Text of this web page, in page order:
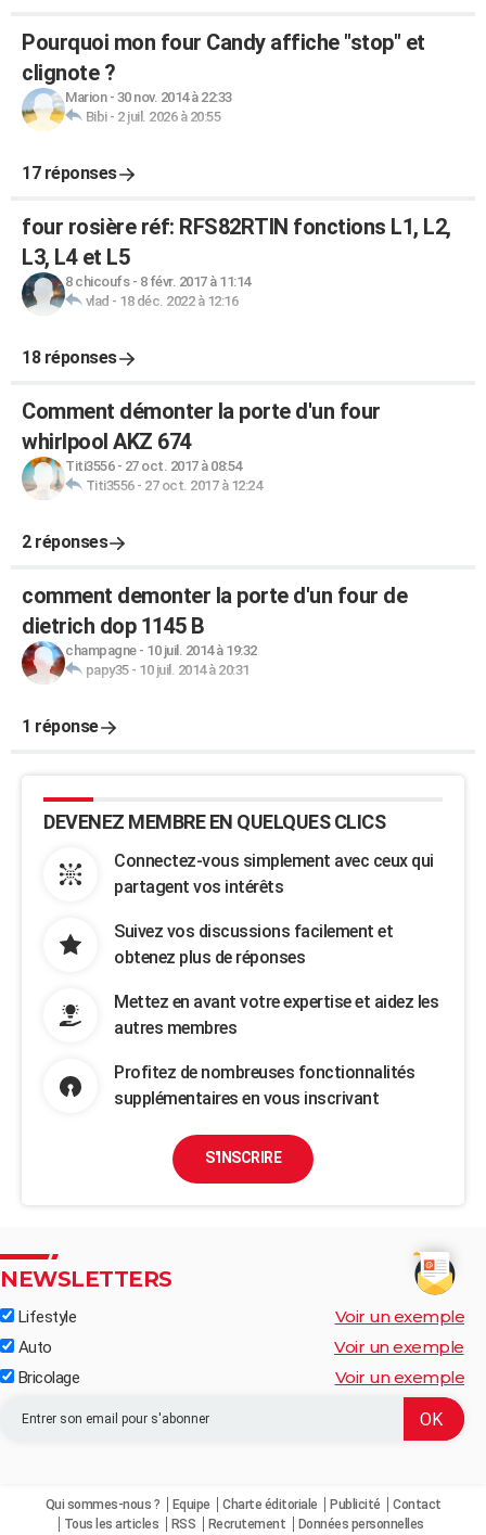
Pourquoi mon four Candy affiche "stop" et
clignote ?
Marion- 30 nov. 2014 à 22:33
Bibi- 2 juil. 2026 à 20:55
17 réponses
four rosière réf: RFS82RTIN fonctions L1, L2,
L3, L4 et L5
8 chicoufs- 8 févr. 2017 à 11:14
vlad - 18 déc. 2022 à 12:16
18 réponses
Comment démonter la porte d'un four
whirlpool AKZ 674
Titi3556- 27 oct. 2017 à 08:54
Titi3556- 27 oct. 2017 à 12:24
2 réponses
comment demonter la porte d'un four de
dietrich dop 1145 B
champagne- 10 juil. 2014 à 19:32
papy35- 10 juil. 2014 à 20:31
1 réponse
DEVENEZ MEMBRE EN QUELQUES CLICS
Connectez-vous simplement avec ceux qui
partagent vos intérêts
Suivez vos discussions facilement et
obtenez plus de réponses
Mettez en avant votre expertise et aidez les
autres membres
Profitez de nombreuses fonctionnalités
supplémentaires en vous inscrivant
S'INSCRIRE
NEWSLETTERS
Lifestyle Voir un exemple
Auto Voir un exemple
Bricolage Voir un exemple
Qui sommes-nous ? Equipe Charte éditoriale Publicité
Contact
Tous les articles
RSS Recrutement Données personnelles